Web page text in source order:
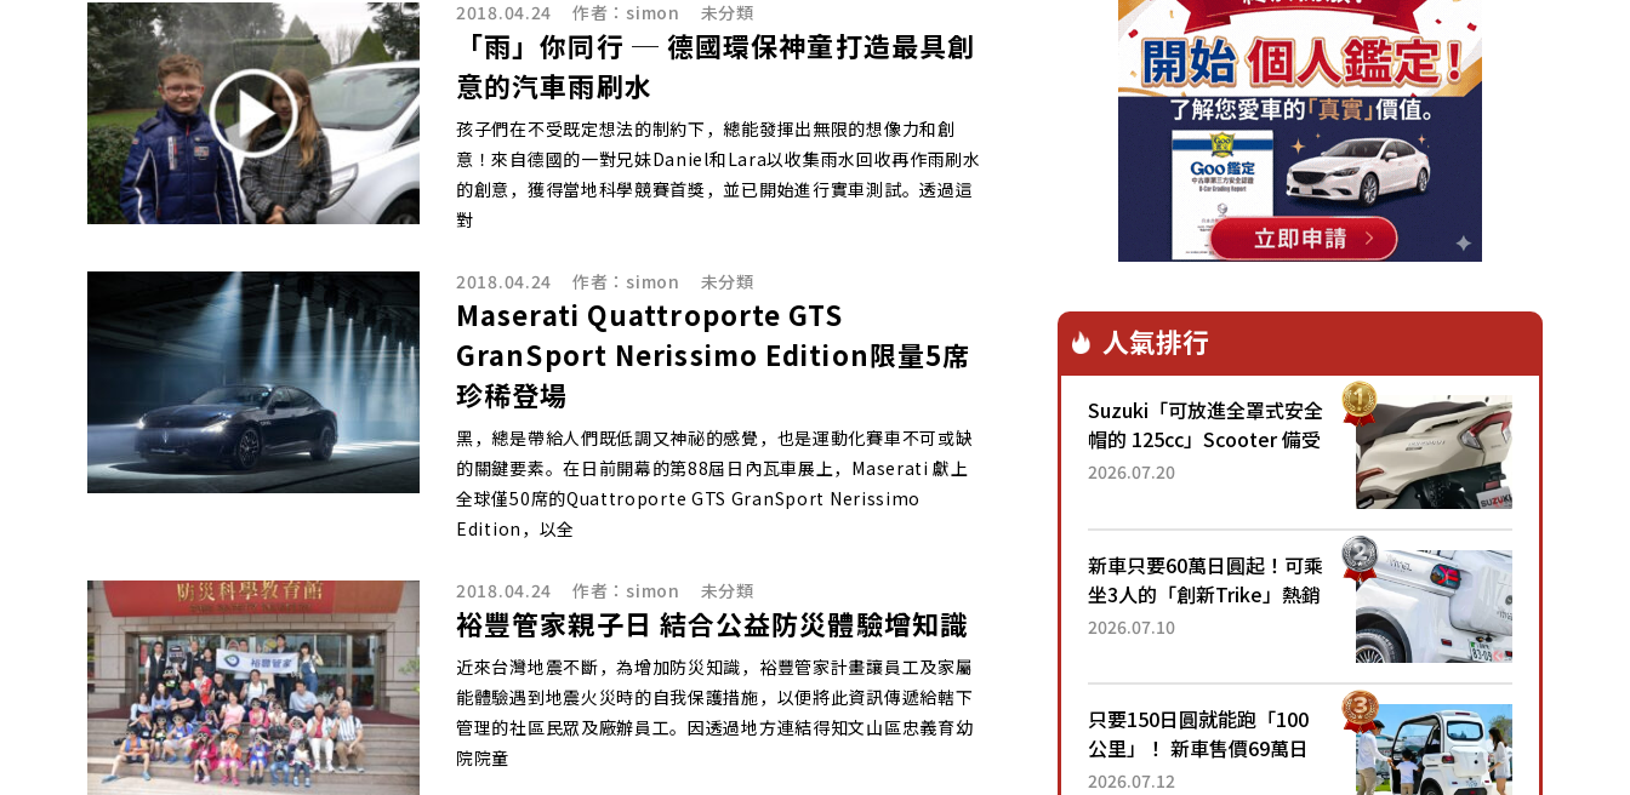
2018.04.24 作者： simon 未分類
「雨」你同行 ─ 德國環保神童打造最具創
意的汽車雨刷水
孩子們在不受既定想法的制約下，總能發揮出無限的想像力和創
意！來自德國的一對兄妹Daniel和Lara以收集雨水回收再作雨刷水
的創意，獲得當地科學競賽首獎，並已開始進行實車測試。透過這
對
2018.04.24 作者： simon 未分類
Maserati Quattroporte GTS
GranSport Nerissimo Edition限量5席
珍稀登場
黑，總是帶給人們既低調又神祕的感覺，也是運動化賽車不可或缺
的關鍵要素。在日前開幕的第88屆日內瓦車展上，Maserati 獻上
全球僅50席的Quattroporte GTS GranSport Nerissimo
Edition，以全
2018.04.24 作者： simon 未分類
裕豐管家親子日 結合公益防災體驗增知識
近來台灣地震不斷，為增加防災知識，裕豐管家計畫讓員工及家屬
能體驗遇到地震火災時的自我保護措施，以便將此資訊傳遞給轄下
管理的社區民眾及廠辦員工。因透過地方連結得知文山區忠義育幼
院院童
人氣排行
Suzuki「可放進全罩式安全
帽的 125cc」Scooter 備受
矚目！採用全新流線設計與
已陸續開始出口的新款
「B...
2026.07.20
新車只要60萬日圓起！可乘
坐3人的「創新Trike」熱銷
大賣成為人氣車款！「養車
日圓就能跑100公里」「小
朋友坐得...
2026.07.10
只要150日圓就能跑「100
公里」！ 新車售價69萬日
圓的「3人座」Trike大受歡
2026.07.12